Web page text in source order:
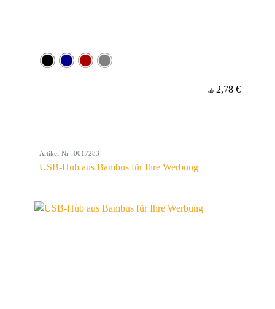
ab 2,78 €
Artikel-Nr.: 0017283
USB-Hub aus Bambus für Ihre Werbung